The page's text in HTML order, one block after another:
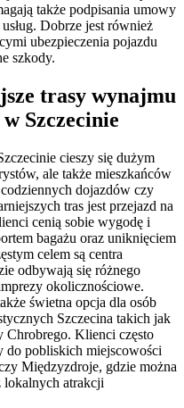
także podpisania umowy
Dobrze jest również
ubezpieczenia pojazdu
szkody.
trasy wynajmu
Szczecinie
cieszy się dużym
ale także mieszkańców
dojazdów czy
tras jest przejazd na
cenią sobie wygodę i
bagażu oraz uniknięciem
celem są centra
odbywają się różnego
okolicznościowe.
świetna opcja dla osób
Szczecina takich jak
Chrobrego. Klienci często
do pobliskich miejscowości
Międzyzdroje, gdzie można
lokalnych atrakcji